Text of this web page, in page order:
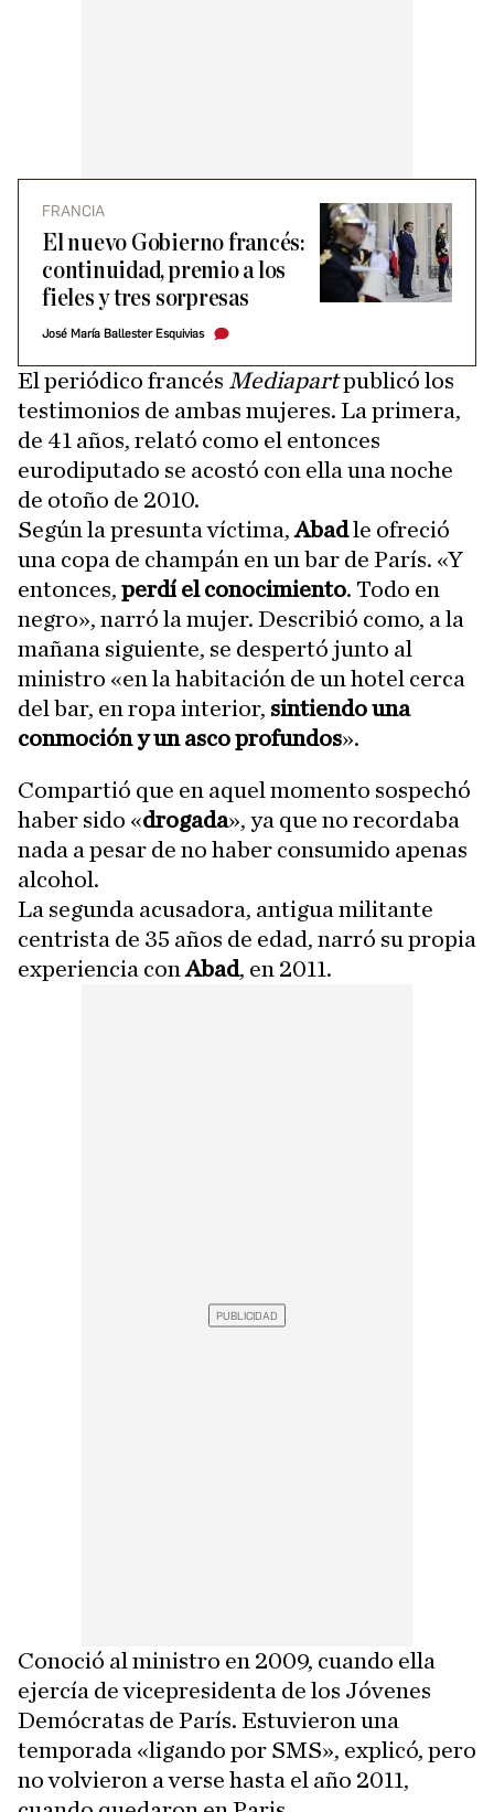
FRANCIA
El nuevo Gobierno francés:
continuidad, premio a los
fieles y tres sorpresas
José María Ballester Esquivias
El periódico francés Mediapartpublicó los
testimonios de ambas mujeres. La primera,
de 41 años, relató como el entonces
eurodiputado se acostó con ella una noche
de otoño de 2010.
Según la presunta víctima,Abadle ofreció
una copa de champán en un bar de París. «Y
entonces, perdí el conocimiento. Todo en
negro», narró la mujer. Describió como, a la
mañana siguiente, se despertó junto al
ministro «en la habitación de un hotel cerca
del bar, en ropa interior, sintiendo una
conmoción y un asco profundos».
Compartió que en aquel momento sospechó
haber sido «drogada», ya que no recordaba
nada a pesar de no haber consumido apenas
alcohol.
La segunda acusadora, antigua militante
centrista de 35 años de edad, narró su propia
experiencia conAbad, en 2011.
Conoció al ministro en 2009, cuando ella
ejercía de vicepresidenta de los Jóvenes
Demócratas de París. Estuvieron una
temporada «ligando por SMS», explicó, pero
no volvieron a verse hasta el año 2011,